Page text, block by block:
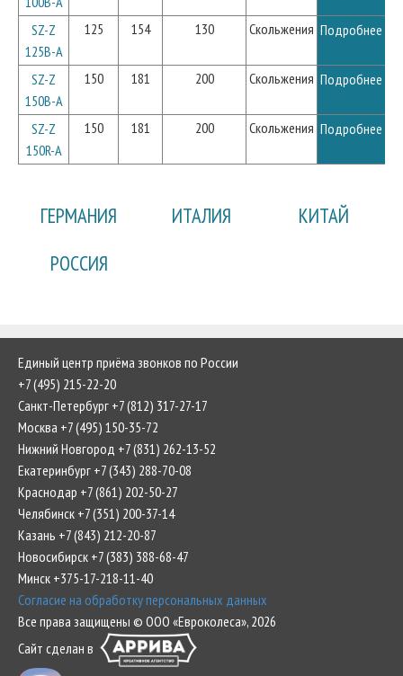
SZ-Z
125B-A
125 154 130 Скольжения Подробнее
SZ-Z
150B-A
150 181 200 Скольжения Подробнее
SZ-Z
150R-A
150 181 200 Скольжения Подробнее
ГЕРМАНИЯ ИТАЛИЯ
КИТАЙ
РОССИЯ
Единый центр приёма звонков по России
+7 (495) 215-22-20
Санкт-Петербург +7 (812) 317-27-17
Москва +7 (495) 150-35-72
Нижний Новгород +7 (831) 262-13-52
Екатеринбург +7 (343) 288-70-08
Краснодар +7 (861) 202-50-27
Челябинск +7 (351) 200-37-14
Казань +7 (843) 212-20-87
Новосибирск +7 (383) 388-68-47
Минск +375-17-218-11-40
Согласие на обработку персональных данных
Все права защищены © ООО «Евроколеса», 2026
Сайт сделан в